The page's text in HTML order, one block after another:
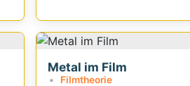
Metal im Film
Filmtheorie